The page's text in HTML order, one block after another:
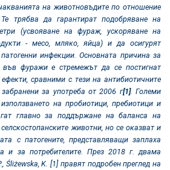
на животновъдите по отношение
трябва да гарантират подобряване на
(усвояване на фураж, ускоряване на
- месо, мляко, яйца) и да осигурят
инфекции. Основната причина за
във фуражи е стремежът да се постигнат
сравними с тези на антибиотичните
за употреба от 2006 г[1]. Големи
на пробиотици, пребиотици и
главно за поддържане на баланса на
животни, но се оказват и
с патогените, представляващи заплаха
и за потребителите. През 2018 г. двама
Śliżewska, K.[1]правят подробен преглед на